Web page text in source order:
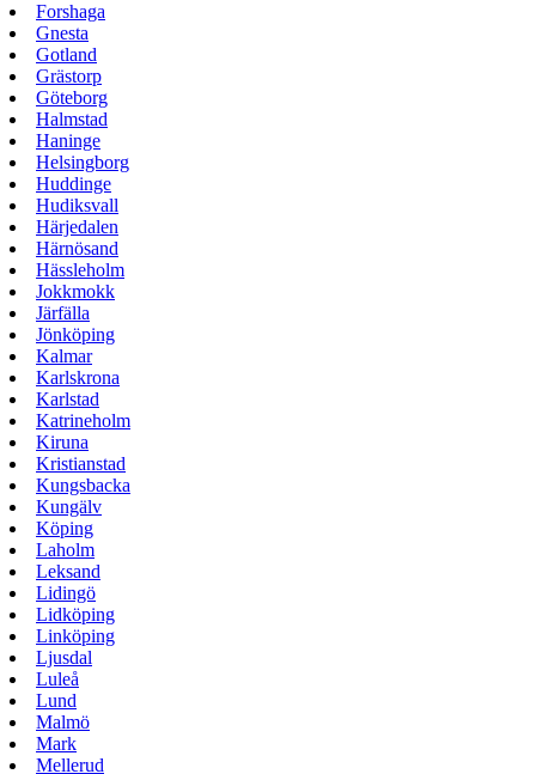
Forshaga
Gnesta
Gotland
Grästorp
Göteborg
Halmstad
Haninge
Helsingborg
Huddinge
Hudiksvall
Härjedalen
Härnösand
Hässleholm
Jokkmokk
Järfälla
Jönköping
Kalmar
Karlskrona
Karlstad
Katrineholm
Kiruna
Kristianstad
Kungsbacka
Kungälv
Köping
Laholm
Leksand
Lidingö
Lidköping
Linköping
Ljusdal
Luleå
Lund
Malmö
Mark
Mellerud